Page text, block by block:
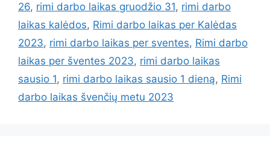
26, rimi darbo laikas gruodžio 31, rimi darbo
laikas kalėdos, Rimi darbo laikas per Kalėdas
2023, rimi darbo laikas per sventes, Rimi darbo
laikas per šventes 2023, rimi darbo laikas
sausio 1, rimi darbo laikas sausio 1 dieną, Rimi
darbo laikas švenčių metu 2023